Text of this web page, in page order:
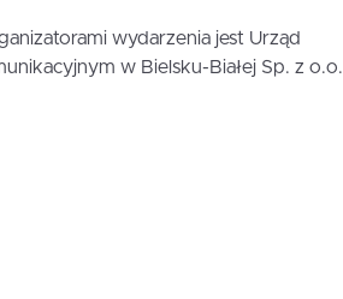
wydarzenia jest Urząd
w Bielsku-Białej Sp. z o.o.